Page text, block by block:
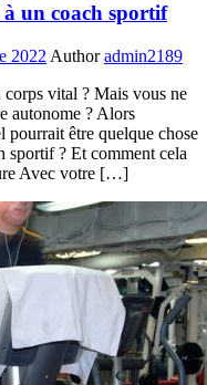
à un coach sportif
2022 Author admin2189
corps vital ? Mais vous ne
autonome ? Alors
pourrait être quelque chose
sportif ? Et comment cela
Avec votre […]